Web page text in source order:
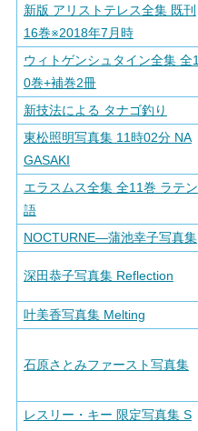
新版 アリストテレス全集 既刊
16巻※2018年7月時
ウィトゲンシュタイン全集 全1
0巻+補巻2冊
新技法による タナゴ釣り
東松照明写真集 11時02分 NA
GASAKI
エラスムス全集 全11巻 ラテン
語
NOCTURNE―蒲池幸子写真集
深田恭子写真集 Reflection
叶美香写真集 Melting
石原さとみファースト写真集
レスリー・キー 限定写真集 S